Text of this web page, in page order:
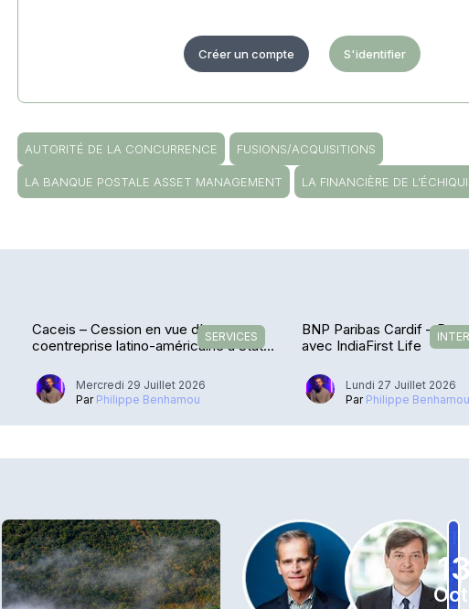
Créer un compte S'identifier
AUTORITÉ DE LA CONCURRENCE FUSIONS/ACQUISITIONS
LA BANQUE POSTALE ASSET MANAGEMENT LA FINANCIÈRE DE
SERVICES
Caceis – Cession en vue d’une
coentreprise latino-américaine à State
Mercredi 29 Juillet 2026
Par Philippe Benhamou
BNP Paribas Cardif – De
avec IndiaFirst Life
Lundi 27 Juillet 2026
Par Philippe